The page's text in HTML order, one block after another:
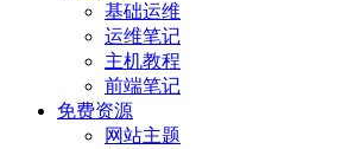
基础运维
运维笔记
主机教程
前端笔记
免费资源
网站主题